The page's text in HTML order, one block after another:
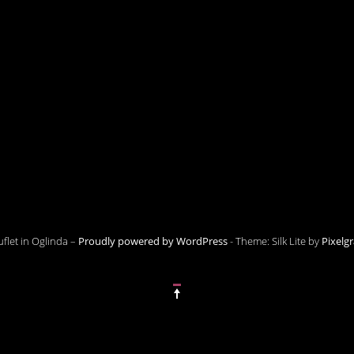
in Oglinda – Proudly powered by WordPress-Theme: Silk Lite by